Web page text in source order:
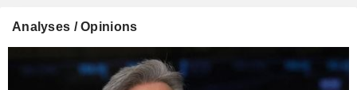
Analyses / Opinions